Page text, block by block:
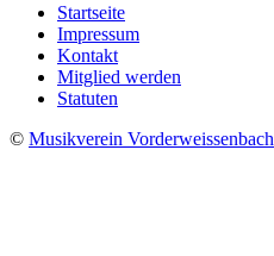
Startseite
Impressum
Kontakt
Mitglied werden
Statuten
© Musikverein Vorderweissenbach